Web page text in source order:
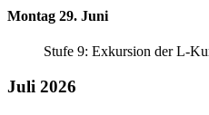
Montag 29. Juni
Stufe 9: Exkursion der L-
Juli 2026